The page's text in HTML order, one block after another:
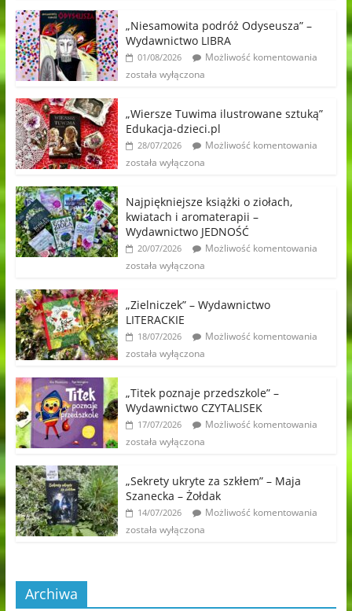
„Niesamowita podróż Odyseusza” –
Wydawnictwo LIBRA
01/08/2026
Możliwość komentowania
została wyłączona
„Wiersze Tuwima ilustrowane sztuką”
Edukacja-dzieci.pl
28/07/2026
Możliwość komentowania
została wyłączona
Najpiękniejsze książki o ziołach,
kwiatach i aromaterapii –
Wydawnictwo JEDNOŚĆ
20/07/2026
Możliwość komentowania
została wyłączona
„Zielniczek” – Wydawnictwo
LITERACKIE
18/07/2026
Możliwość komentowania
została wyłączona
„Titek poznaje przedszkole” –
Wydawnictwo CZYTALISEK
17/07/2026
Możliwość komentowania
została wyłączona
„Sekrety ukryte za szkłem” – Maja
Szanecka – Żołdak
14/07/2026
Możliwość komentowania
została wyłączona
Archiwa